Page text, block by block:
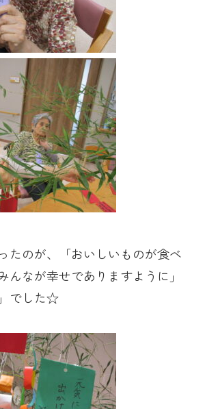
たのが、「おいしいものが食べ
んなが幸せでありますように」
でした☆